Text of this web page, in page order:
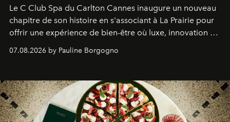
Le C Club Spa du Carlton Cannes inaugure un nouveau
chapitre de son histoire en s'associant à La Prairie pour
offrir une expérience de bien-être où luxe, innovation et
expertise se rencontrent.
07.08.2026 by Pauline Borgogno